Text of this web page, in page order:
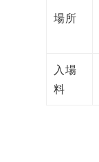
場所
入場
料